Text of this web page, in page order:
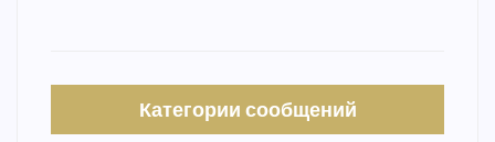
Категории сообщений